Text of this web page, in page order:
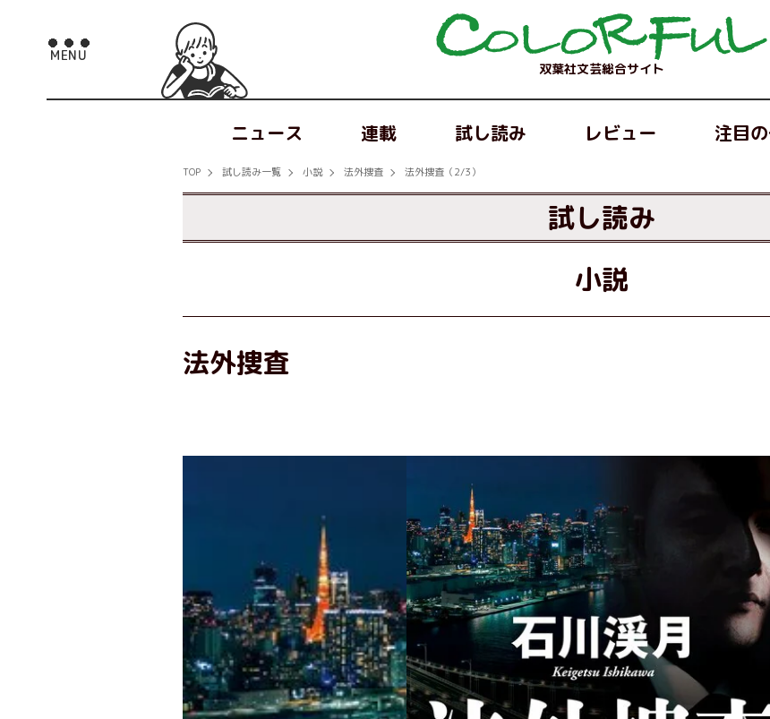
双葉社文芸総合サイト
ニュース 連載 試し読み レビュー 注目
TOP 試し読み一覧 小説 法外捜査 法外捜査（2/3）
試し読み
小説
法外捜査